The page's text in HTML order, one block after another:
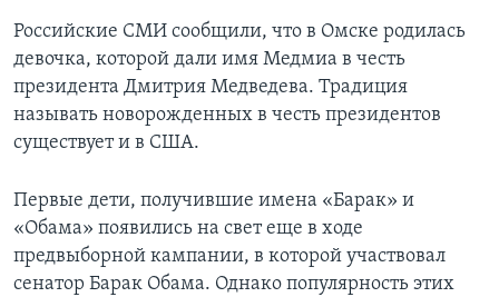
Российские СМИ сообщили, что в Омске родилась
девочка, которой дали имя Медмиа в честь
президента Дмитрия Медведева. Традиция
называть новорожденных в честь президентов
существует и в США.
Первые дети, получившие имена «Барак» и
«Обама» появились на свет еще в ходе
предвыборной кампании, в которой участвовал
сенатор Барак Обама. Однако популярность этих